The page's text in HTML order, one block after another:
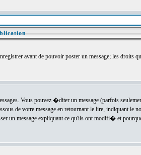
avant de pouvoir poster un message; les
Vous pouvez �diter un message (parfois
de votre message en retournant le lire, indiquant
message expliquant ce qu'ils ont modifi� et